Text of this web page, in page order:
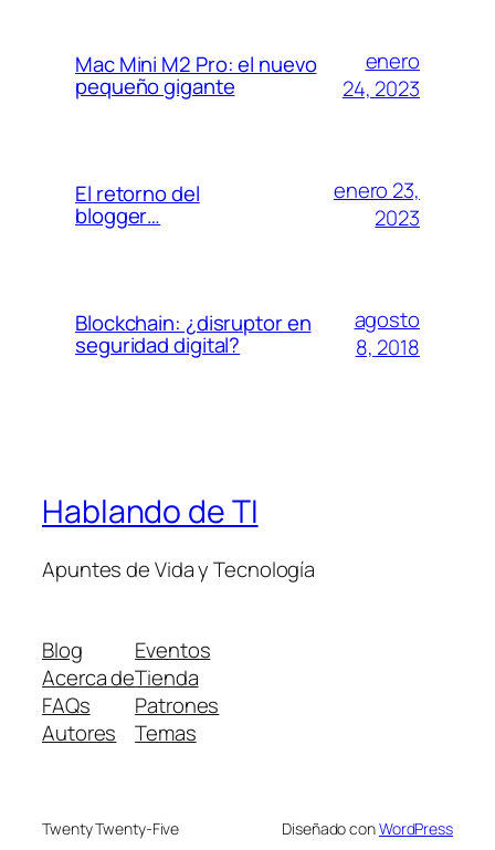
Mac Mini M2 Pro: el nuevo
pequeño gigante
enero
24, 2023
El retorno del
blogger…
enero 23,
2023
Blockchain: ¿disruptor en
seguridad digital?
agosto
8, 2018
Hablando de TI
Apuntes de Vida y Tecnología
Blog
Acerca de
FAQs
Autores
Eventos
Tienda
Patrones
Temas
Twenty Twenty-Five Diseñado conWordPress